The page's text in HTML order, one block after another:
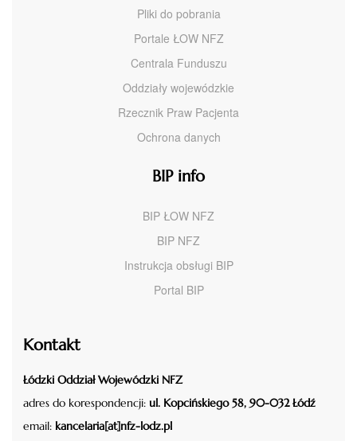
Pliki do pobrania
Portale ŁOW NFZ
Centrala Funduszu
Oddziały wojewódzkie
Rzecznik Praw Pacjenta
Ochrona danych
BIP info
BIP ŁOW NFZ
BIP NFZ
Instrukcja obsługi BIP
Portal BIP
Kontakt
Łódzki Oddział Wojewódzki NFZ
adres do korespondencji: ul. Kopcińskiego 58, 90-032 Łódź
email: kancelaria[at]nfz-lodz.pl